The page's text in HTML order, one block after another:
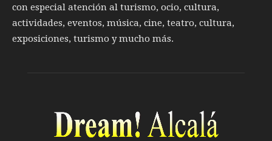
con especial atención al turismo, ocio, cultura,
actividades, eventos, música, cine, teatro, cultura,
exposiciones, turismo y mucho más.